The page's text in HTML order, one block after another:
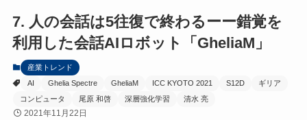
7. 人の会話は5往復で終わるーー錯覚を
利用した会話AIロボット「GheliaM」
産業トレンド
AI
Ghelia Spectre GheliaM ICC KYOTO 2021 S12D
ギリア
コンピュータ
尾原 和啓 深層強化学習 清水 亮
2021年11月22日